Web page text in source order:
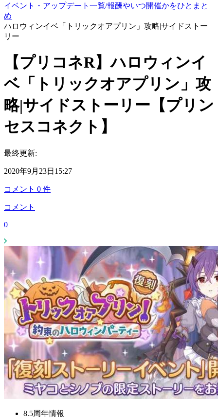
イベント・アップデート一覧/報酬やいつ開催かをひとまと
め
ハロウィンイベ「トリックオアプリン」攻略|サイドストー
リー
【プリコネR】ハロウィンイ
ベ「トリックオアプリン」攻
略|サイドストーリー【プリン
セスコネクト】
最終更新:
2020年9月23日15:27
コメント 0 件
コメント
0
8.5周年情報